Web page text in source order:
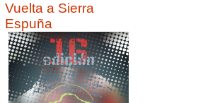
Vuelta a Sierra
Espuña